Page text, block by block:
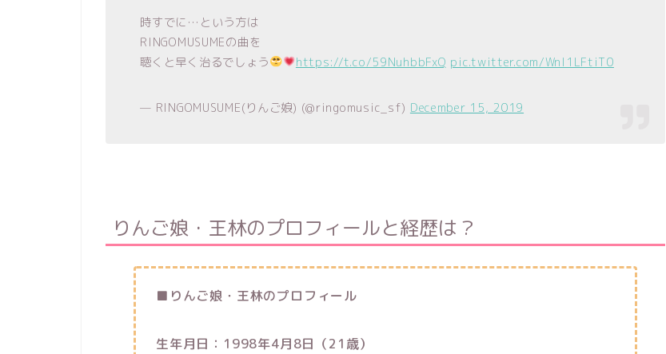
時すでに…という方は
RINGOMUSUMEの曲を
聴くと早く治るでしょう
https://t.co/59NuhbbFxQ pic.twitter.com/Wnl1LFtiT0
— RINGOMUSUME(りんご娘) (@ringomusic_sf) December 15, 2019
りんご娘・王林のプロフィールと経歴は？
■りんご娘・王林のプロフィール
生年月日：1998年4月8日（21歳）